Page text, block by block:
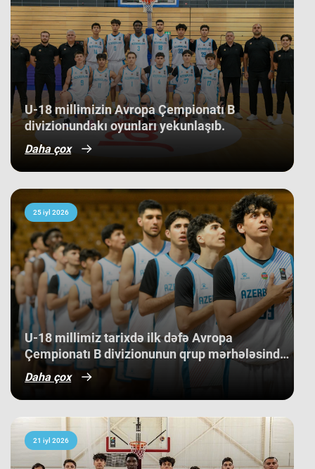
düşüb. İlk baxışda yarışın tam
mərkəzində qərarlaşmaq adi bir
nəticə kimi görünsə də,
komandamızın yer aldığı qrupun
ağırlığı və rəqiblərin səviyyəsi bu
nəticənin adi bir nəticə olmadığını
göstərir. Bunu qrup mərhələsində
qarşılaşdığımız komandaların
çempionatın sonundakı yekun
mövqeləri də aydın sübut edir. Belə ki,
qrupdakı ən güclü rəqibimiz olan
İsveç millisi çempionatın bürünc
5-cisi olub. Şimali Makedoniya
yığması isə ilk onluqda qərarlaşaraq
çempionatı 9-cu sırada bitirib.
Millimiz çempionat boyu göstərdiyi
əzmkar oyun sayəsində ümumi
sıralamada düz 10 ölkəni geridə
qoymağı bacarıb. Basketbolçularımız
turnir cədvəlində Niderland, İsveçrə,
Kipr, Gürcüstan, Danimarka, Estoniya,
Slovakiya, Ermənistan, Albaniya və
Kosovo kimi komandaları üstəliyə
bilib. ​Belə bir gərgin rəqabət
mühitində qazanılan 11-ci yer gənc
basketbolçularımız üçün həm böyük
beynəlxalq təcrübə, həm də gələcək
turnirlərdə daha böyük uğurlar
U-18 millimizin Avropa Çempionatı B
divizionundakı oyunları yekunlaşıb.
Daha çox
25 iyl 2026
U-18 millimiz tarixdə ilk dəfə Avropa
Çempionatı B divizionunun qrup mərhələsində
qələbə qazanıb.
Daha çox
21 iyl 2026